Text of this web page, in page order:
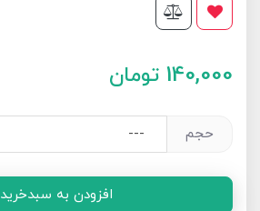
140,000 تومان
حجم
افزودن به سبدخرید